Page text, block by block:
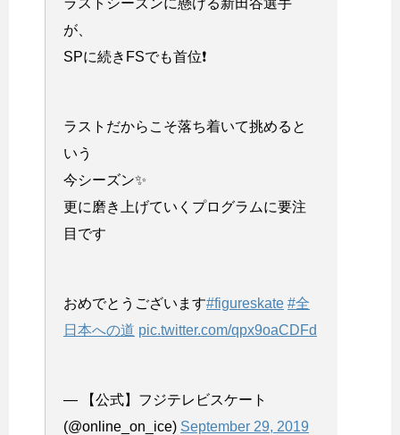
が、
SPに続きFSでも首位❗️
ラストだからこそ落ち着いて挑めると
いう
今シーズン✨
更に磨き上げていくプログラムに要注
目です
おめでとうございます#figureskate #全
日本への道 pic.twitter.com/qpx9oaCDFd
— 【公式】フジテレビスケート
(@online_on_ice) September 29, 2019